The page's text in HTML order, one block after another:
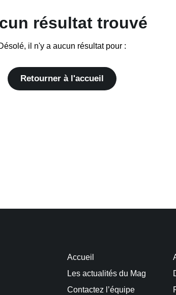
résultat trouvé
il n'y a aucun résultat pour :
Retourner à l'accueil
Accueil
Les actualités du Mag
Contactez l’équipe